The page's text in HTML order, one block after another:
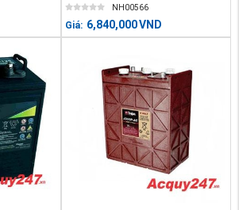
NH00566
Giá: 6,840,000VND